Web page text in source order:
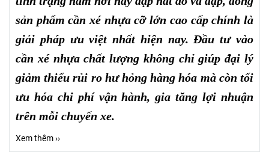
sản phẩm cần xé nhựa cỡ lớn cao cấp chính là
giải pháp ưu việt nhất hiện nay. Đầu tư vào
cần xé nhựa chất lượng không chỉ giúp đại lý
giảm thiểu rủi ro hư hỏng hàng hóa mà còn tối
ưu hóa chi phí vận hành, gia tăng lợi nhuận
trên mỗi chuyến xe.
Xem thêm ››